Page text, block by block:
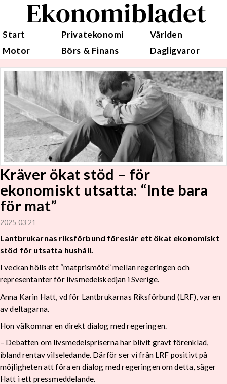
Ekonomibladet
Start Privatekonomi
Världen
Motor
Börs & Finans Dagligvaror
Kräver ökat stöd – för
ekonomiskt utsatta: “Inte bara
för mat”
2025 03 21
Lantbrukarnas riksförbund föreslår ett ökat ekonomiskt
stöd för utsatta hushåll.
I veckan hölls ett “matprismöte” mellan regeringen och
representanter för livsmedelskedjan i Sverige.
Anna Karin Hatt, vd för Lantbrukarnas Riksförbund (LRF), var en
av deltagarna.
Hon välkomnar en direkt dialog med regeringen.
– Debatten om livsmedelspriserna har blivit gravt förenklad,
ibland rentav vilseledande. Därför ser vi från LRF positivt på
möjligheten att föra en dialog med regeringen om detta, säger
Hatt i ett pressmeddelande.